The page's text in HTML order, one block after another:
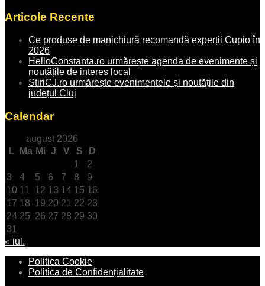
Articole Recente
Ce produse de manichiură recomandă experții Cupio în
2026
HelloConstanta.ro urmărește agenda de evenimente și
noutățile de interes local
StiriCJ.ro urmărește evenimentele și noutățile din
județul Cluj
Calendar
august 2026
L
Ma Mi J V S
D
1
2
3
4 5 6 7 8
9
10 11 12 13 14 15 16
17 18 19 20 21 22 23
24 25 26 27 28 29 30
31
« iul.
Politica Cookie
Politica de Confidențialitate